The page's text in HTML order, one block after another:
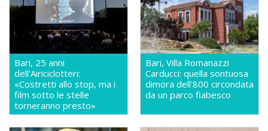
Bari, 25 anni
dell'Airiciclotteri:
«Costretti allo stop, ma i
film sotto le stelle
torneranno presto»
Bari, Villa Romanazzi
Carducci: quella sontuosa
dimora dell'800 circondata
da un parco fiabesco